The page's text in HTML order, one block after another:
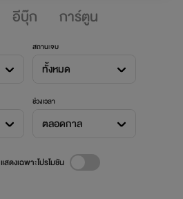
อีบุ๊ก การ์ตูน
สถานะจบ
ทั้งหมด
ช่วงเวลา
ตลอดกาล
แสดงเฉพาะโปรโมชัน